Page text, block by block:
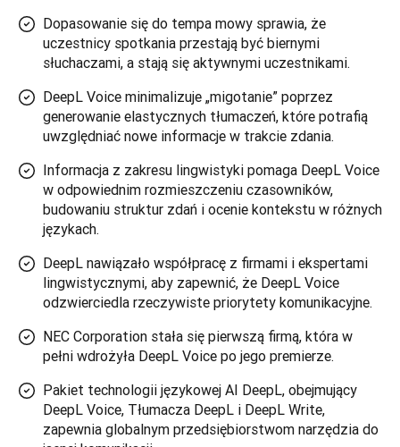
Dopasowanie się do tempa mowy sprawia, że
uczestnicy spotkania przestają być biernymi
słuchaczami, a stają się aktywnymi uczestnikami.
DeepL Voice minimalizuje „migotanie” poprzez
generowanie elastycznych tłumaczeń, które potrafią
uwzględniać nowe informacje w trakcie zdania.
Informacja z zakresu lingwistyki pomaga DeepL Voice
w odpowiednim rozmieszczeniu czasowników,
budowaniu struktur zdań i ocenie kontekstu w różnych
językach.
DeepL nawiązało współpracę z firmami i ekspertami
lingwistycznymi, aby zapewnić, że DeepL Voice
odzwierciedla rzeczywiste priorytety komunikacyjne.
NEC Corporation stała się pierwszą firmą, która w
pełni wdrożyła DeepL Voice po jego premierze.
Pakiet technologii językowej AI DeepL, obejmujący
DeepL Voice, Tłumacza DeepL i DeepL Write,
zapewnia globalnym przedsiębiorstwom narzędzia do